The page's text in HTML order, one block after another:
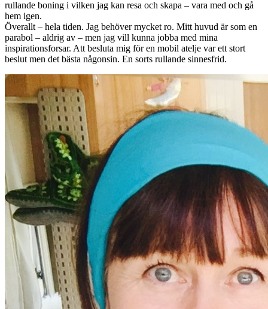
rullande boning i vilken jag kan resa och skapa – vara med och gå
hem igen.
Överallt – hela tiden. Jag behöver mycket ro. Mitt huvud är som en
parabol – aldrig av – men jag vill kunna jobba med mina
inspirationsforsar. Att besluta mig för en mobil atelje var ett stort
beslut men det bästa någonsin. En sorts rullande sinnesfrid.